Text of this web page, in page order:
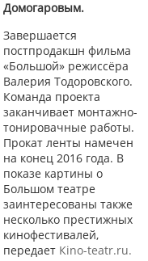
Домогаровым.
Завершается
постпродакшн фильма
«Большой» режиссёра
Валерия Тодоровского.
Команда проекта
заканчивает монтажно-
тонировачные работы.
Прокат ленты намечен
на конец 2016 года. В
показе картины о
Большом театре
заинтересованы также
несколько престижных
кинофестивалей,
передает Кino-teatr.ru.